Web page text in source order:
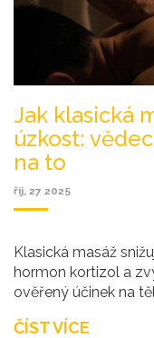
Jak klasická
úzkost:
na to
říj, 27 2025
Klasická masáž
hormon kortizol a
ověřený účinek na
ČÍST VÍCE